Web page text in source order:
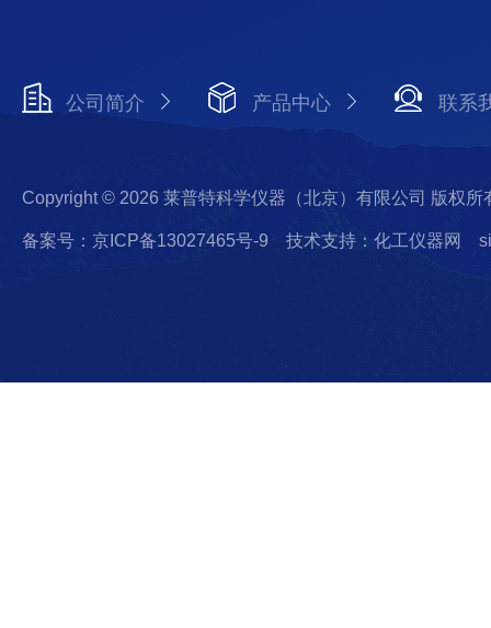
公司简介 产品中心 联系
Copyright © 2026 莱普特科学仪器（北京）有限公司 版权所
备案号：京ICP备13027465号-9 技术支持：化工仪器网